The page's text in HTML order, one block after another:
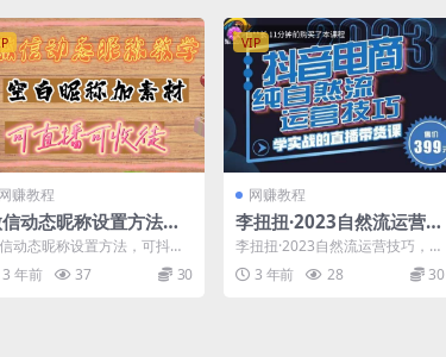
网赚教程
动态昵称设置方法，
音直播引流，日赚上
详细视频教程+素材】
动态昵称设置方法，可抖音
引流，日赚上百【详细视频
+素材】 可直播素材...
3 年前 37 30
VIP
网赚教程
李扭扭·2023自然流运营技
巧，纯自然流不亏品起盘
直播间，实战直播带货课
（视频课+话术文档）
李扭扭·2023自然流运营技巧，纯
自然流不亏品起盘直播间，实战
直播带货课（视频课...
3 年前 28 30